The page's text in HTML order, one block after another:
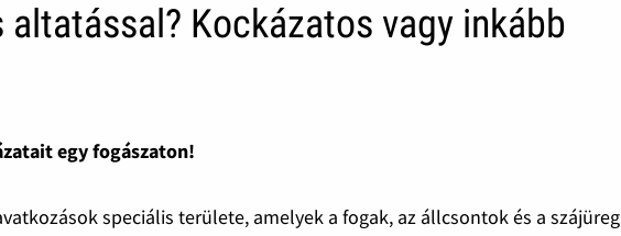
Kockázatos vagy inkább
egy fogászaton!
speciális területe, amelyek a fogak, az állcsontok és a szájüreg